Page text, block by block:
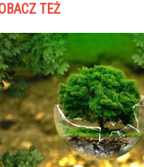
TEŻ